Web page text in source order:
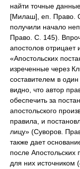
найти точные
[Милаш], еп. Право.
получили начало
Право. С. 145).
апостолов
«Апостольских
изреченные через
составителем в
видно, что автор
обеспечить за
апостольского
правила, и
лицу» (Суворов.
также дает
после Апостольских
для них источником